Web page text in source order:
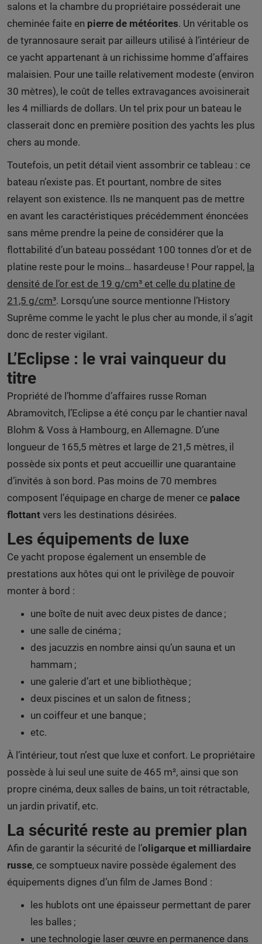
salons et la chambre du propriétaire posséderait une
cheminée faite en pierre de météorites. Un véritable os
de tyrannosaure serait par ailleurs utilisé à l’intérieur de
ce yacht appartenant à un richissime homme d’affaires
malaisien. Pour une taille relativement modeste (environ
30 mètres), le coût de telles extravagances avoisinerait
les 4 milliards de dollars. Un tel prix pour un bateau le
classerait donc en première position des yachts les plus
chers au monde.
Toutefois, un petit détail vient assombrir ce tableau : ce
bateau n’existe pas. Et pourtant, nombre de sites
relayent son existence. Ils ne manquent pas de mettre
en avant les caractéristiques précédemment énoncées
sans même prendre la peine de considérer que la
flottabilité d’un bateau possédant 100 tonnes d’or et de
platine reste pour le moins… hasardeuse ! Pour rappel, la
densité de l’or est de 19 g/cm³ et celle du platine de
21,5 g/cm³. Lorsqu’une source mentionne l’History
Suprême comme le yacht le plus cher au monde, il s’agit
donc de rester vigilant.
L’Eclipse : le vrai vainqueur du
titre
Propriété de l’homme d’affaires russe Roman
Abramovitch, l’Eclipse a été conçu par le chantier naval
Blohm & Voss à Hambourg, en Allemagne. D’une
longueur de 165,5 mètres et large de 21,5 mètres, il
possède six ponts et peut accueillir une quarantaine
d’invités à son bord. Pas moins de 70 membres
composent l’équipage en charge de mener ce palace
flottant vers les destinations désirées.
Les équipements de luxe
Ce yacht propose également un ensemble de
prestations aux hôtes qui ont le privilège de pouvoir
monter à bord :
une boîte de nuit avec deux pistes de dance ;
une salle de cinéma ;
des jacuzzis en nombre ainsi qu’un sauna et un
hammam ;
une galerie d’art et une bibliothèque ;
deux piscines et un salon de fitness ;
un coiffeur et une banque ;
etc.
À l’intérieur, tout n’est que luxe et confort. Le propriétaire
possède à lui seul une suite de 465 m², ainsi que son
propre cinéma, deux salles de bains, un toit rétractable,
un jardin privatif, etc.
La sécurité reste au premier plan
Afin de garantir la sécurité de l’oligarque et milliardaire
russe, ce somptueux navire possède également des
équipements dignes d’un film de James Bond :
les hublots ont une épaisseur permettant de parer
les balles ;
une technologie laser œuvre en permanence dans